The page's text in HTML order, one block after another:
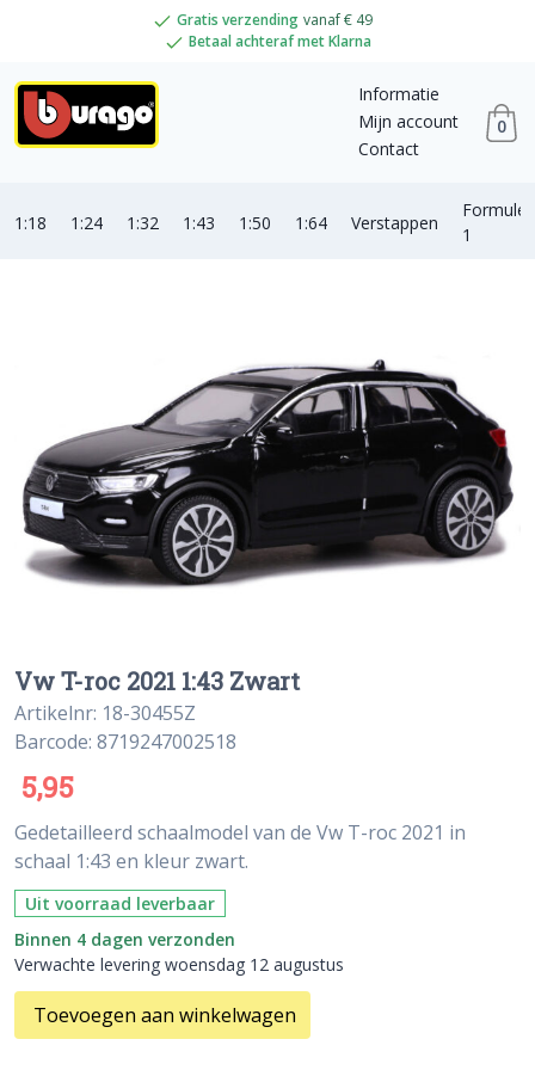
Gratis verzending vanaf € 49
Betaal achteraf met Klarna
Informatie
Mijn account
Contact
0
1:18 1:24 1:32 1:43 1:50 1:64 Verstappen
Formule
1
Vw T-roc 2021 1:43 Zwart
Artikelnr: 18-30455Z
Barcode: 8719247002518
5,95
Gedetailleerd schaalmodel van de Vw T-roc 2021 in
schaal 1:43 en kleur zwart.
Uit voorraad leverbaar
Binnen 4 dagen verzonden
Verwachte levering woensdag 12 augustus
Toevoegen aan winkelwagen